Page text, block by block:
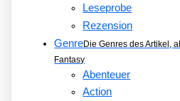
Leseprobe
Rezension
GenreDie Genres des Artikel,
Fantasy
Abenteuer
Action